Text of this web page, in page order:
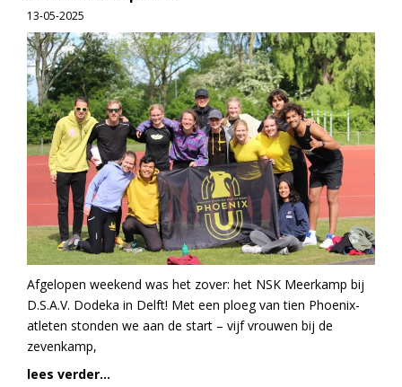
13-05-2025
Afgelopen weekend was het zover: het NSK Meerkamp bij
D.S.A.V. Dodeka in Delft! Met een ploeg van tien Phoenix-
atleten stonden we aan de start – vijf vrouwen bij de
zevenkamp,
lees verder...